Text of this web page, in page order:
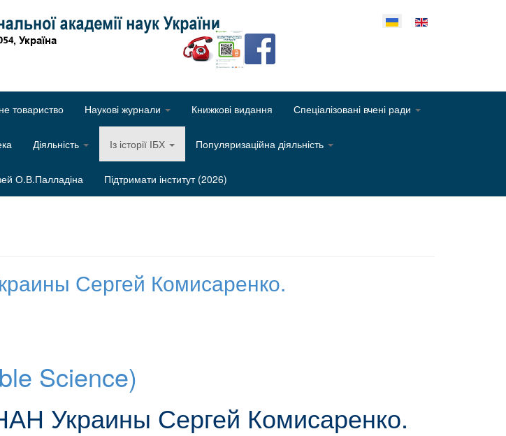
Оберіть свою мову
товариство Наукові журнали Книжкові видання Спеціалізовані вчені ради
Діяльність Із історії ІБХ Популяризаційна діяльність
О.В.Палладіна Підтримати інститут (2026)
Сергей Комисаренко.
Science)
Украины Сергей Комисаренко.